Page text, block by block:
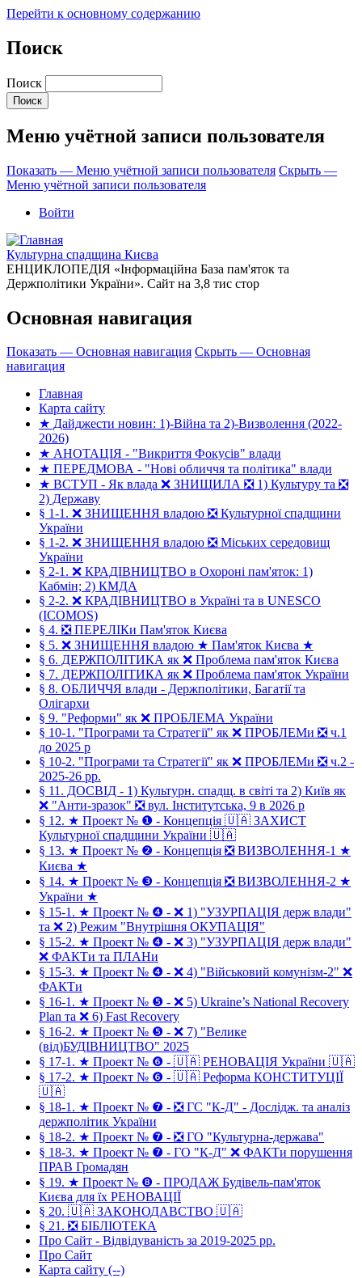
Перейти к основному содержанию
Поиск
Поиск
Меню учётной записи пользователя
Показать — Меню учётной записи пользователя Скрыть —
Меню учётной записи пользователя
Войти
Культурна спадщина Києва
ЕНЦИКЛОПЕДІЯ «Інформаційна База пам'яток та
Держполітики України». Сайт на 3,8 тис стор
Основная навигация
Показать — Основная навигация Скрыть — Основная
навигация
Главная
Карта сайту
★ Дайджести новин: 1)-Війна та 2)-Визволення (2022-
2026)
★ АНОТАЦІЯ - "Викриття Фокусів" влади
★ ПЕРЕДМОВА - "Нові обличчя та політика" влади
★ ВСТУП - Як влада ❌ ЗНИЩИЛА ❎ 1) Культуру та ❎
2) Державу
§ 1-1. ❌ ЗНИЩЕННЯ владою ❎ Культурної спадщини
України
§ 1-2. ❌ ЗНИЩЕННЯ владою ❎ Міських середовищ
України
§ 2-1. ❌ КРАДІВНИЦТВО в Охороні пам'яток: 1)
Кабмін; 2) КМДА
§ 2-2. ❌ КРАДІВНИЦТВО в Україні та в UNESCO
(ICOMOS)
§ 4. ❎ ПЕРЕЛІКи Пам'яток Києва
§ 5. ❌ ЗНИЩЕННЯ владою ★ Пам'яток Києва ★
§ 6. ДЕРЖПОЛІТИКА як ❌ Проблема пам'яток Києва
§ 7. ДЕРЖПОЛІТИКА як ❌ Проблема пам'яток України
§ 8. ОБЛИЧЧЯ влади - Держполітики, Багатії та
Олігархи
§ 9. "Реформи" як ❌ ПРОБЛЕМА України
§ 10-1. "Програми та Стратегії" як ❌ ПРОБЛЕМи ❎ ч.1
до 2025 р
§ 10-2. "Програми та Стратегії" як ❌ ПРОБЛЕМи ❎ ч.2 -
2025-26 рр.
§ 11. ДОСВІД - 1) Культурн. спадщ. в світі та 2) Київ як
❌ "Анти-зразок" ❎ вул. Інститутська, 9 в 2026 р
§ 12. ★ Проект № ❶ - Концепція 🇺🇦 ЗАХИСТ
Культурної спадщини України 🇺🇦
§ 13. ★ Проект № ❷ - Концепція ❎ ВИЗВОЛЕННЯ-1 ★
Києва ★
§ 14. ★ Проект № ❸ - Концепція ❎ ВИЗВОЛЕННЯ-2 ★
України ★
§ 15-1. ★ Проект № ❹ - ❌ 1) "УЗУРПАЦІЯ держ влади"
та ❌ 2) Режим "Внутрішня ОКУПАЦІЯ"
§ 15-2. ★ Проект № ❹ - ❌ 3) "УЗУРПАЦІЯ держ влади"
❌ ФАКТи та ПЛАНи
§ 15-3. ★ Проект № ❹ - ❌ 4) "Військовий комунізм-2" ❌
ФАКТи
§ 16-1. ★ Проект № ❺ - ❌ 5) Ukraine’s National Recovery
Plan та ❌ 6) Fast Recovery
§ 16-2. ★ Проект № ❺ - ❌ 7) "Велике
(від)БУДІВНИЦТВО" 2025
§ 17-1. ★ Проект № ❻ - 🇺🇦 РЕНОВАЦІЯ України 🇺🇦
§ 17-2. ★ Проект № ❻ - 🇺🇦 Реформа КОНСТИТУЦІЇ
🇺🇦
§ 18-1. ★ Проект № ❼ - ❎ ГС "К-Д" - Дослідж. та аналіз
держполітик України
§ 18-2. ★ Проект № ❼ - ❎ ГО "Культурна-держава"
§ 18-3. ★ Проект № ❼ - ГО "К-Д" ❌ ФАКТи порушення
ПРАВ Громадян
§ 19. ★ Проект № ❽ - ПРОДАЖ Будівель-пам'яток
Києва для їх РЕНОВАЦІЇ
§ 20. 🇺🇦 ЗАКОНОДАВСТВО 🇺🇦
§ 21. ❎ БІБЛІОТЕКА
Про Сайт - Відвідуваність за 2019-2025 рр.
Про Сайт
Карта сайту (--)